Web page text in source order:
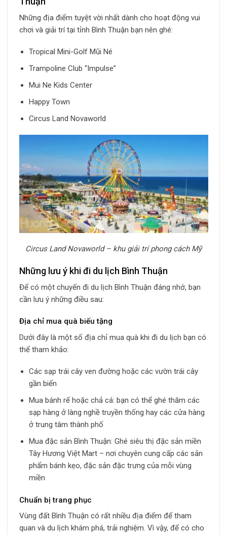
Những địa điểm tuyệt vời nhất dành cho hoạt động vui
chơi và giải trí tại tỉnh Bình Thuận bạn nên ghé:
Tropical Mini-Golf Mũi Né
Trampoline Club “Impulse”
Mui Ne Kids Center
Happy Town
Circus Land Novaworld
Circus Land Novaworld – khu giải trí phong cách Mỹ
Những lưu ý khi đi du lịch Bình Thuận
Để có một chuyến đi du lịch Bình Thuận đáng nhớ, bạn
cần lưu ý những điều sau:
Địa chỉ mua quà biếu tặng
Dưới đây là một số địa chỉ mua quà khi đi du lịch bạn có
thể tham khảo:
Các sạp trái cây ven đường hoặc các vườn trái cây
gần biển
Mua bánh rế hoặc chả cá: bạn có thể ghé thăm các
sạp hàng ở làng nghề truyền thống hay các cửa hàng
ở trung tâm thành phố
Mua đặc sản Bình Thuận: Ghé siêu thị đặc sản miền
Tây Hương Việt Mart – nơi chuyên cung cấp các sản
phẩm bánh kẹo, đặc sản đặc trưng của mỗi vùng
miền
Chuẩn bị trang phục
Vùng đất Bình Thuận có rất nhiều địa điểm để tham
quan và du lịch khám phá, trải nghiệm. Vì vậy, để có cho